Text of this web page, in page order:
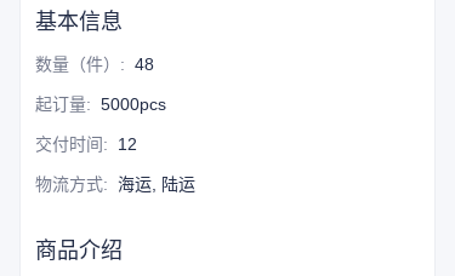
基本信息
数量（件） : 48
起订量: 5000pcs
交付时间: 12
物流方式: 海运, 陆运
商品介绍